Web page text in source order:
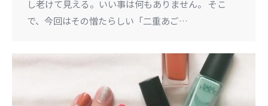
し老けて見える。いい事は何もありません。 そこ
で、今回はその憎たらしい「二重あご…